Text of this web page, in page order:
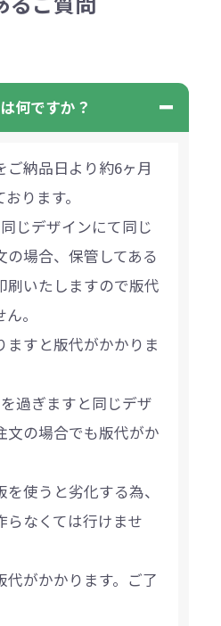
何ですか？
ご納品日より約6ヶ月
ります。
じデザインにて同じ
の場合、保管してある
刷いたしますので版代
。
ますと版代がかかりま
過ぎますと同じデザ
文の場合でも版代がか
使うと劣化する為、
らなくては行けませ
代がかかります。ご了